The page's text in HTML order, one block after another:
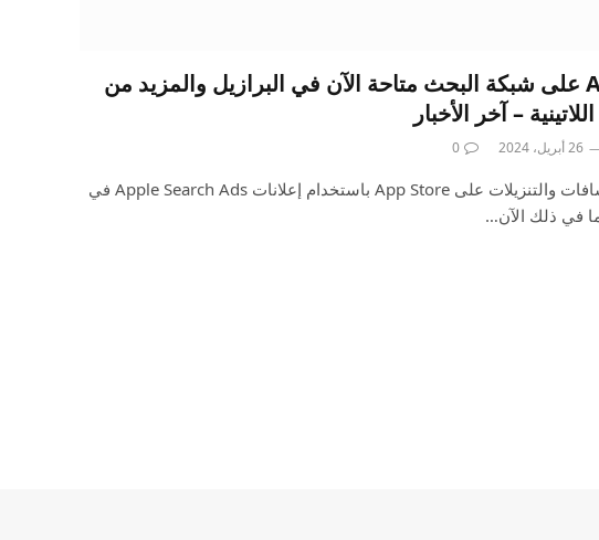
إعلانات Apple على شبكة البحث متاحة الآن في البرازيل والمزيد من
– آخر الأخبار
26 أبريل، 2024 0
يمكنك زيادة الاكتشافات والتنزيلات على App Store باستخدام إعلانات Apple Search Ads في